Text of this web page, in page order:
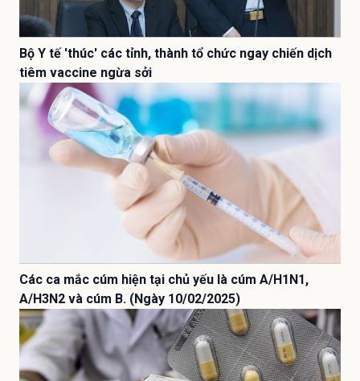
Bộ Y tế 'thúc' các tỉnh, thành tổ chức ngay chiến dịch
tiêm vaccine ngừa sởi
Các ca mắc cúm hiện tại chủ yếu là cúm A/H1N1,
A/H3N2 và cúm B. (Ngày 10/02/2025)